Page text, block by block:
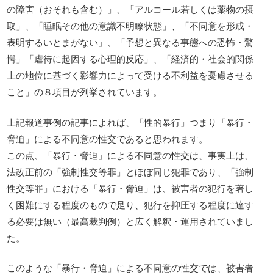
の障害（おそれも含む）」、「アルコール若しくは薬物の摂
取」、「睡眠その他の意識不明瞭状態」、「不同意を形成・
表明するいとまがない」、「予想と異なる事態への恐怖・驚
愕」「虐待に起因する心理的反応」、「経済的・社会的関係
上の地位に基づく影響力によって受ける不利益を憂慮させる
こと」の８項目が列挙されています。
上記報道事例の記事によれば、「性的暴行」つまり「暴行・
脅迫」による不同意の性交であると思われます。
この点、「暴行・脅迫」による不同意の性交は、事実上は、
法改正前の「強制性交等罪」とほぼ同じ犯罪であり、「強制
性交等罪」における「暴行・脅迫」は、被害者の犯行を著し
く困難にする程度のもので足り、犯行を抑圧する程度に達す
る必要は無い（最高裁判例）と広く解釈・運用されていまし
た。
このような「暴行・脅迫」による不同意の性交では、被害者